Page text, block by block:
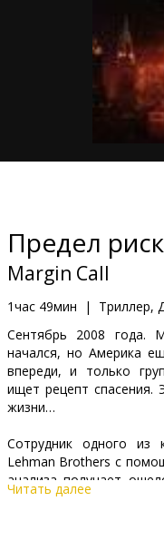
Новости
Подарки
Клуб
Предел
Margin Call
1час 49мин | Триллер,
Сентябрь 2008 года.
начался, но Америка
впереди, и только
ищет рецепт
жизни…
Сотрудник одного из
Lehman Brothers с
анализа получает
рынок рухнет, банк
Читать далее